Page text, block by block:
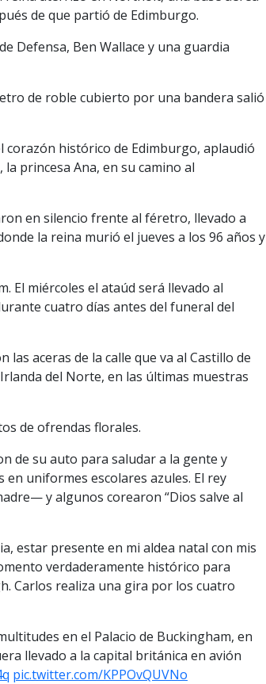
de que partió de Edimburgo.
Defensa, Ben Wallace y una guardia
de roble cubierto por una bandera salió
corazón histórico de Edimburgo, aplaudió
princesa Ana, en su camino al
en silencio frente al féretro, llevado a
la reina murió el jueves a los 96 años y
El miércoles el ataúd será llevado al
cuatro días antes del funeral del
aceras de la calle que va al Castillo de
del Norte, en las últimas muestras
de ofrendas florales.
de su auto para saludar a la gente y
uniformes escolares azules. El rey
y algunos corearon “Dios salve al
estar presente en mi aldea natal con mis
verdaderamente histórico para
Carlos realiza una gira por los cuatro
en el Palacio de Buckingham, en
llevado a la capital británica en avión
pic.twitter.com/KPPOvQUVNo